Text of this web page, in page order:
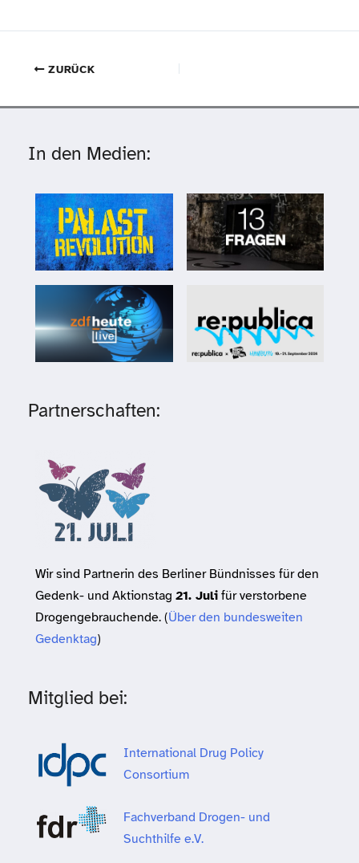
ZURÜCK
In den Medien:
Partnerschaften:
Wir sind Partnerin des Berliner Bündnisses für den
Gedenk- und Aktionstag 21. Julifür verstorbene
Drogengebrauchende. (Über den bundesweiten
Gedenktag)
Mitglied bei:
International Drug Policy
Consortium
Fachverband Drogen- und
Suchthilfe e.V.